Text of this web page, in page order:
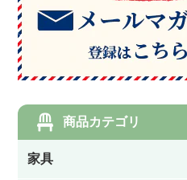
商品カテゴリ
家具